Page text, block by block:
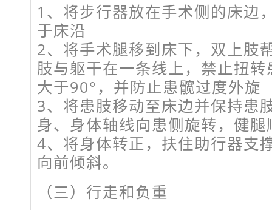
1、将步行器放在手术侧的床边
于床沿
2、将手术腿移到床下，双上肢
肢与躯干在一条线上，禁止扭
大于90°，并防止患髋过度外旋
3、将患肢移动至床边并保持患
身、身体轴线向患侧旋转，健
4、将身体转正，扶住助行器支
向前倾斜。
（三）行走和负重